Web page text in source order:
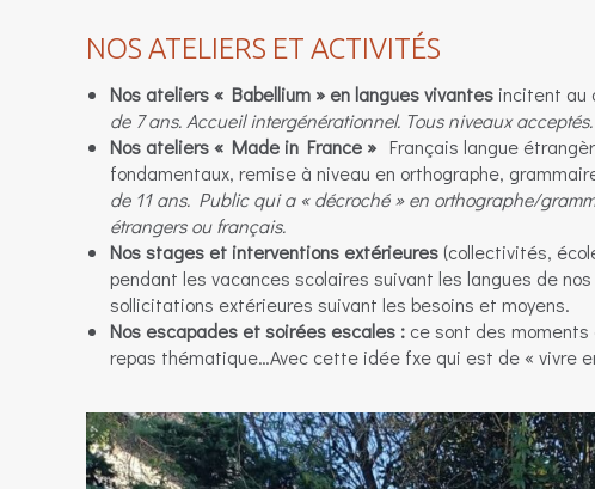
NOS ATELIERS ET ACTIVITÉS
Nos ateliers « Babellium » en langues vivantes incitent au
de 7 ans. Accueil intergénérationnel. Tous niveaux acceptés.
Nos ateliers « Made in France » Français langue
fondamentaux, remise à niveau en orthographe,
de 11 ans. Public qui a « décroché » en orthographe/
étrangers ou français.
Nos stages et interventions extérieures (collectivités,
pendant les vacances scolaires suivant les langues de
sollicitations extérieures suivant les besoins et moyens.
Nos escapades et soirées escales : ce sont des moments
repas thématique…Avec cette idée fxe qui est de « vivre